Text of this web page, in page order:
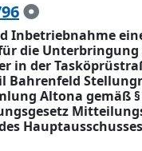
Inbetriebnahme
die Unterbringung
in der
Bahrenfeld
Altona gemäß §